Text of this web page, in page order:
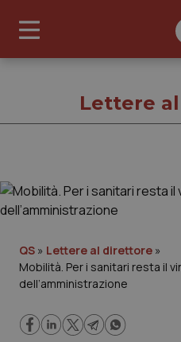
Governo e Parlamento
Regioni e Asl
Lettere
QS » Lettere al direttore »
Mobilità. Per i sanitari resta il
dell’amministrazione